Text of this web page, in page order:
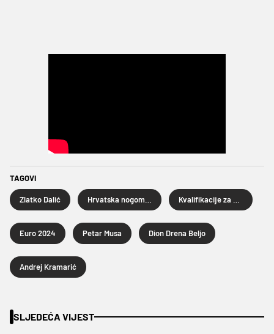
TAGOVI
Zlatko Dalić Hrvatska nogometna reprezentacija Kvalifikacije za Euro 2024
Euro 2024 Petar Musa Dion Drena Beljo
Andrej Kramarić
SLJEDEĆA VIJEST